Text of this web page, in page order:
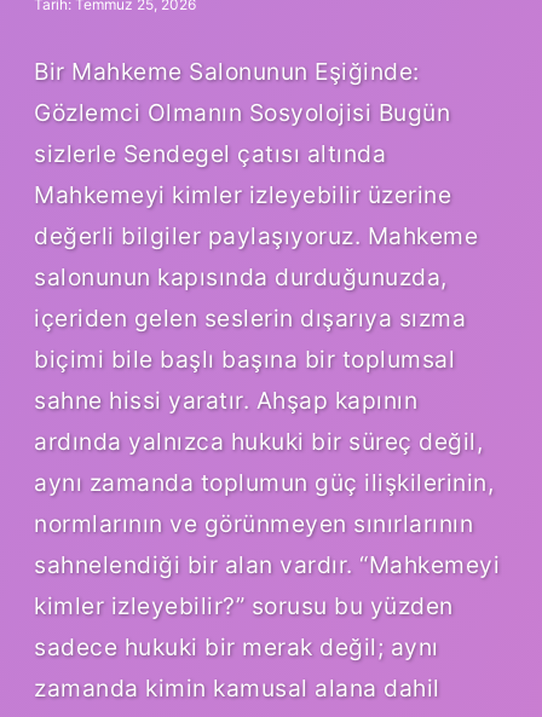
Tarih: Temmuz 25, 2026
Bir Mahkeme Salonunun Eşiğinde:
Gözlemci Olmanın Sosyolojisi Bugün
sizlerle Sendegel çatısı altında
Mahkemeyi kimler izleyebilir üzerine
değerli bilgiler paylaşıyoruz. Mahkeme
salonunun kapısında durduğunuzda,
içeriden gelen seslerin dışarıya sızma
biçimi bile başlı başına bir toplumsal
sahne hissi yaratır. Ahşap kapının
ardında yalnızca hukuki bir süreç değil,
aynı zamanda toplumun güç ilişkilerinin,
normlarının ve görünmeyen sınırlarının
sahnelendiği bir alan vardır. “Mahkemeyi
kimler izleyebilir?” sorusu bu yüzden
sadece hukuki bir merak değil; aynı
zamanda kimin kamusal alana dahil